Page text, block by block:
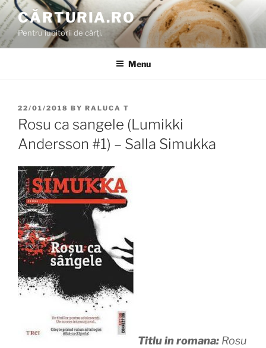
Skip
to
content
CĂRTURIA.RO
Pentru iubitorii de cărți.
Menu
POSTED
ON
22/01/2018 BY RALUCA T
Rosu ca sangele (Lumikki
Andersson #1) – Salla Simukka
Titlu in romana: Rosu